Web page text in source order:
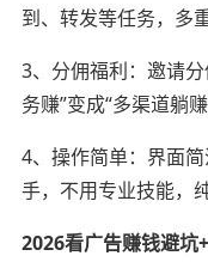
到、转发等任务，多
3、分佣福利：邀请
务赚”变成“多渠道躺
4、操作简单：界面
手，不用专业技能，
2026看广告赚钱避坑